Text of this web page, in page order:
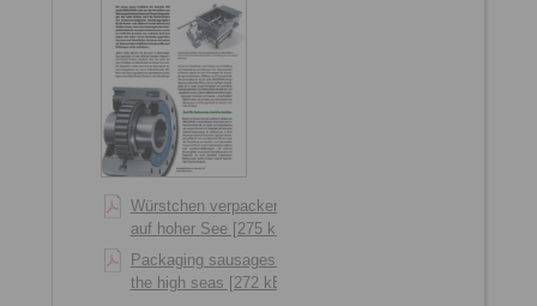
Würstchen verpacken
auf hoher See [275 kB]
Packaging sausages on
the high seas [272 kB]